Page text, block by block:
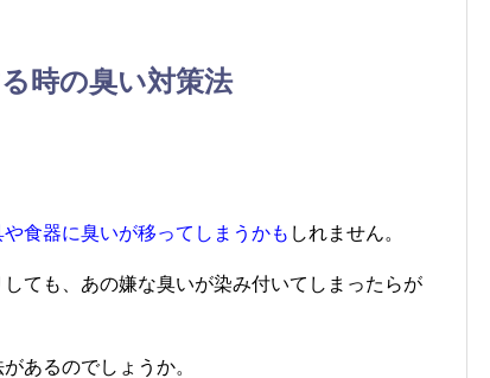
時の臭い対策法
食器に臭いが移ってしまうかも しれません。
ても、あの嫌な臭いが染み付いてしまったらが
あるのでしょうか。